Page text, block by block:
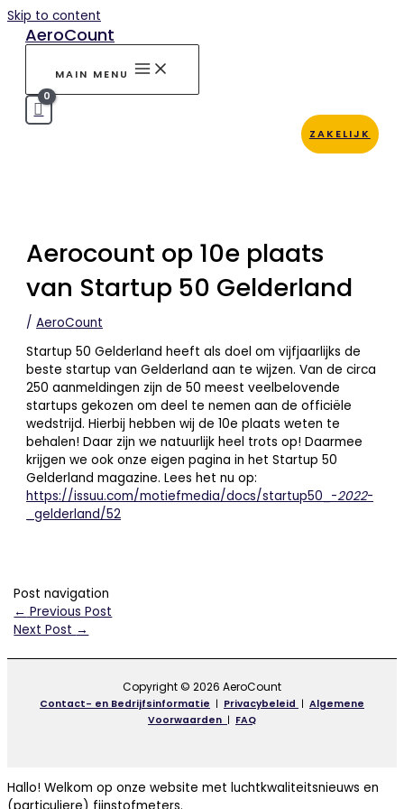
Skip to content
AeroCount
MAIN MENU
ZAKELIJK
Aerocount op 10e plaats
van Startup 50 Gelderland
/AeroCount
Startup 50 Gelderland heeft als doel om vijfjaarlijks de
beste startup van Gelderland aan te wijzen. Van de circa
250 aanmeldingen zijn de 50 meest veelbelovende
startups gekozen om deel te nemen aan de officiële
wedstrijd. Hierbij hebben wij de 10e plaats weten te
behalen! Daar zijn we natuurlijk heel trots op! Daarmee
krijgen we ook onze eigen pagina in het Startup 50
Gelderland magazine. Lees het nu op:
https://issuu.com/motiefmedia/docs/startup50_-2022-
_gelderland/52
Post navigation
← Previous Post
Next Post →
Copyright © 2026 AeroCount
Contact- en Bedrijfsinformatie | Privacybeleid | Algemene
Voorwaarden | FAQ
Hallo! Welkom op onze website met luchtkwaliteitsnieuws en